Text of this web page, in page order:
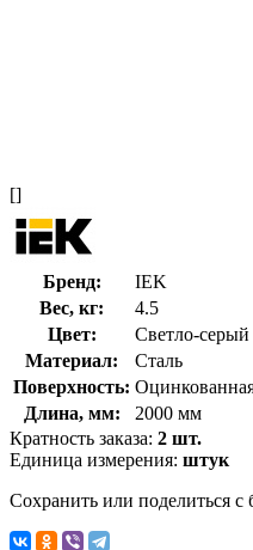
[]
Бренд:
IEK
Вес, кг:
4.5
Цвет:
Светло-серый
Материал:
Сталь
Поверхность:
Длина, мм:
2000 мм
Кратность заказа: 2 шт.
Единица измерения: штук
Сохранить или поделиться с